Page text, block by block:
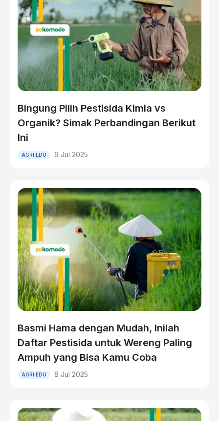
Bingung Pilih Pestisida Kimia vs
Organik? Simak Perbandingan Berikut
Ini
AGRI EDU 9 Jul 2025
Basmi Hama dengan Mudah, Inilah
Daftar Pestisida untuk Wereng Paling
Ampuh yang Bisa Kamu Coba
AGRI EDU 8 Jul 2025